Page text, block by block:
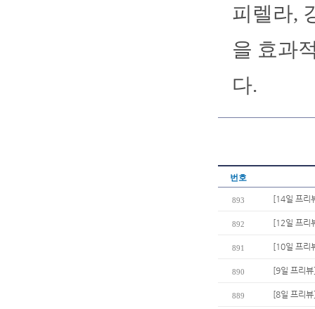
피렐라,
을 효과
다.
번호
893 [14일 프리
892 [12일 프리
891 [10일 프리
890 [9일 프리
889 [8일 프리